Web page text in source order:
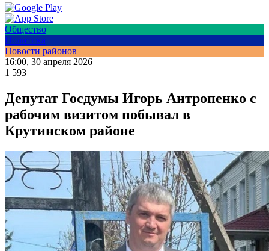
Общество
Политика
Новости районов
16:00, 30 апреля 2026
1 593
Депутат Госдумы Игорь Антропенко с
рабочим визитом побывал в
Крутинском районе